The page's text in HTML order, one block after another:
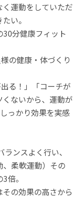
運動をしていただ
い。
分健康フィット
の健康・体づくり
る！」「コーチが
ないから、運動が
っかり効果を実感
ンスよく行い、
、柔軟運動）その
倍。
の効果の高さから